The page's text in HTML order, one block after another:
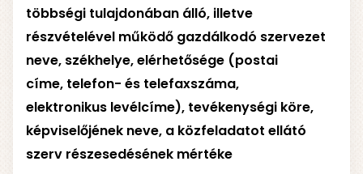
többségi tulajdonában álló, illetve
részvételével működő gazdálkodó szervezet
neve, székhelye, elérhetősége (postai
címe, telefon- és telefaxszáma,
elektronikus levélcíme), tevékenységi köre,
képviselőjének neve, a közfeladatot ellátó
szerv részesedésének mértéke